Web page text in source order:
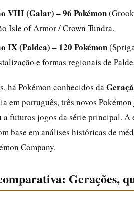
VIII (Galar) – 96 Pokémon
Isle of Armor / Crown Tundra.
IX (Paldea) – 120 Pokémon
e formas regionais de
há Pokémon conhecidos da
em português, três novos
futuros jogos da série principal. A
base em análises históricas de
Company.
Gerações,